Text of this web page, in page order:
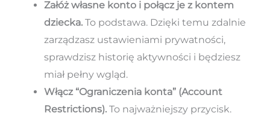
Załóż własne konto i połącz je z kontem
dziecka.To podstawa. Dzięki temu zdalnie
zarządzasz ustawieniami prywatności,
sprawdzisz historię aktywności i będziesz
miał pełny wgląd.
Włącz “Ograniczenia konta” (Account
Restrictions).To najważniejszy przycisk.